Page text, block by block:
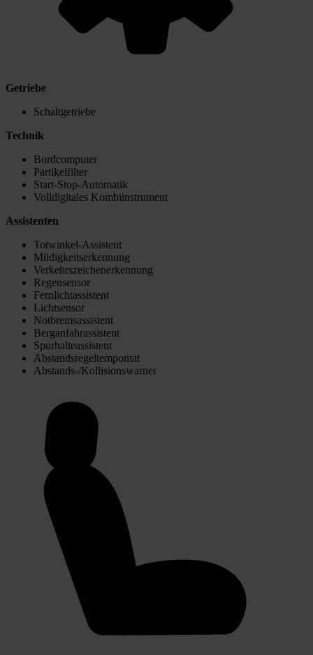
Getriebe
Schaltgetriebe
Technik
Bordcomputer
Partikelfilter
Start-Stop-Automatik
Volldigitales Kombiinstrument
Assistenten
Totwinkel-Assistent
Müdigkeitserkennung
Verkehrszeichenerkennung
Regensensor
Fernlichtassistent
Lichtsensor
Notbremsassistent
Berganfahrassistent
Spurhalteassistent
Abstandsregeltempomat
Abstands-/Kollisionswarner